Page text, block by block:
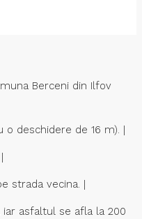
Berceni din Ilfov
deschidere de 16 m). |
strada vecina. |
asfaltul se afla la 200